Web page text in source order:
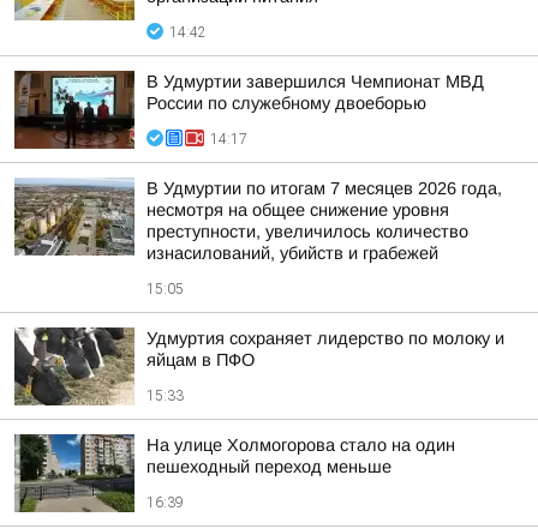
14:42
В Удмуртии завершился Чемпионат МВД
России по служебному двоеборью
14:17
В Удмуртии по итогам 7 месяцев 2026 года,
несмотря на общее снижение уровня
преступности, увеличилось количество
изнасилований, убийств и грабежей
15:05
Удмуртия сохраняет лидерство по молоку и
яйцам в ПФО
15:33
На улице Холмогорова стало на один
пешеходный переход меньше
16:39